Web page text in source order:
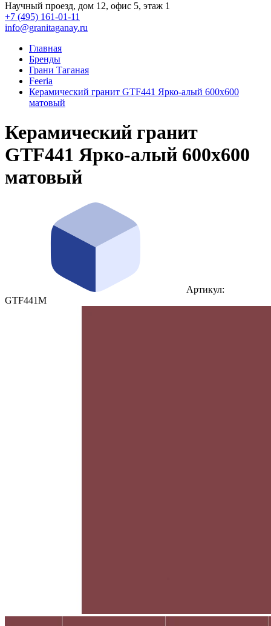
Научный проезд, дом 12, офис 5, этаж 1
+7 (495) 161-01-11
info@granitaganay.ru
Главная
Бренды
Грани Таганая
Feeria
Керамический гранит GTF441 Ярко‑алый 600x600
матовый
Керамический гранит
GTF441 Ярко‑алый 600x600
матовый
Артикул:
GTF441М